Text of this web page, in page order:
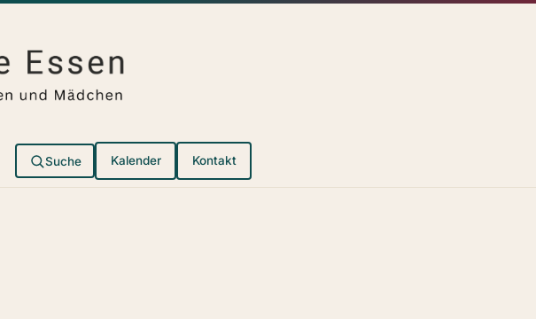
Suche Kalender Kontakt